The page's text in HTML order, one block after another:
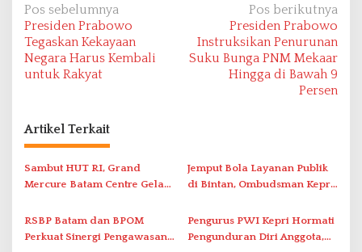
N
a
v
i
a
s
i
p
o
s
Pos sebelumnya
Presiden Prabowo
Tegaskan Kekayaan
Negara Harus Kembali
untuk Rakyat
Pos berikutnya
Presiden Prabowo
Instruksikan Penurunan
Suku Bunga PNM Mekaar
Hingga di Bawah 9
Persen
Artikel Terkait
Sambut HUT RI, Grand
Mercure Batam Centre Gelar
Nusantara’
Jemput Bola Layanan Publik
di Bintan, Ombudsman Kepri
Solar Nelayan
RSBP Batam dan BPOM
Perkuat Sinergi Pengawasan
Pengurus PWI Kepri Hormati
Pengunduran Diri Anggota,